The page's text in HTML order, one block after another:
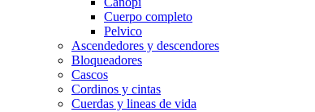
Cuerpo completo
Pelvico
Ascendedores y descendores
Bloqueadores
Cascos
Cordinos y cintas
Cuerdas y lineas de vida